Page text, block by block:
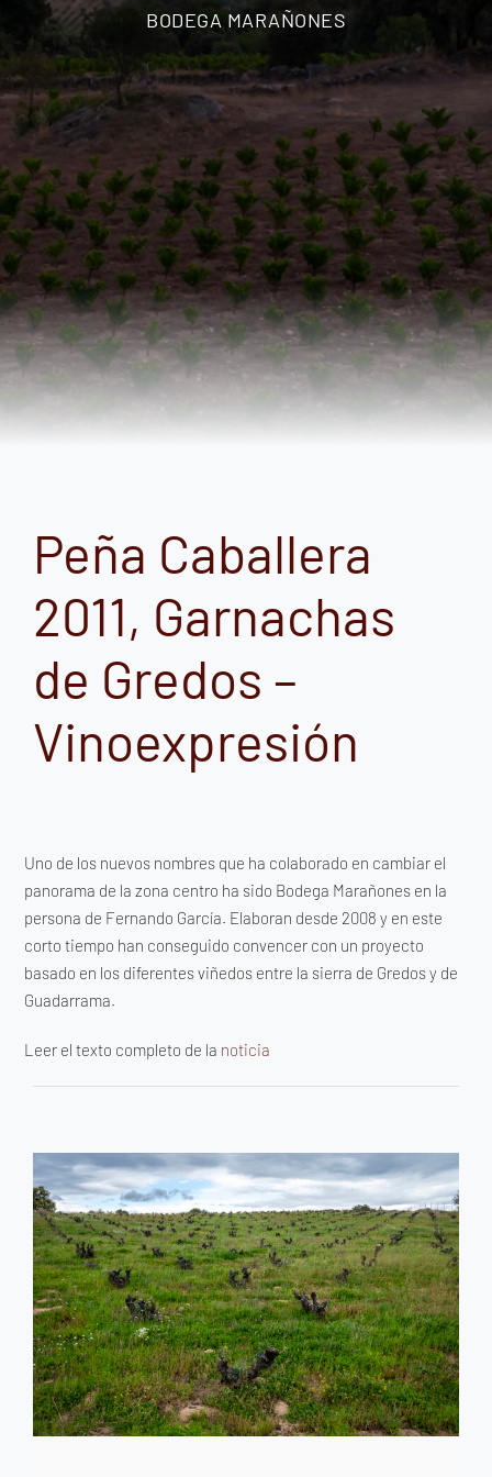
BODEGA MARAÑONES
Peña Caballera
2011, Garnachas
de Gredos –
Vinoexpresión
Uno de los nuevos nombres que ha colaborado en cambiar el
panorama de la zona centro ha sido Bodega Marañones en la
persona de Fernando García. Elaboran desde 2008 y en este
corto tiempo han conseguido convencer con un proyecto
basado en los diferentes viñedos entre la sierra de Gredos y de
Guadarrama.
Leer el texto completo de la noticia